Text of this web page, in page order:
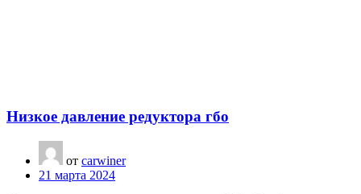
Низкое давление редуктора гбо
от carwiner
21 марта 2024